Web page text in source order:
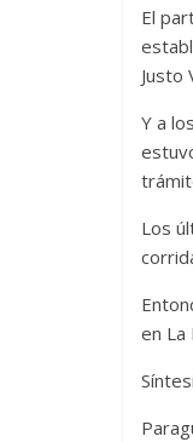
El
Justo
Y a
Los
en La